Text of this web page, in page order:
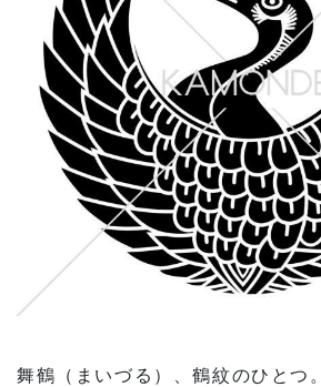
舞鶴（まいづる）、鶴紋のひとつ。